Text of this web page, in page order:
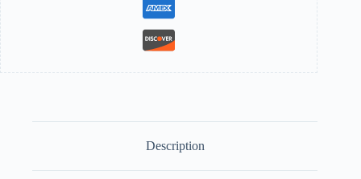
Description